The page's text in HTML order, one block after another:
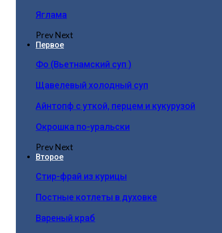
Яглама
PrevNext
Первое
Фо (Вьетнамский суп )
Щавелевый холодный суп
Айнтопф с уткой, перцем и кукурузой
Окрошка по-уральски
PrevNext
Второе
Стир-фрай из курицы
Постные котлеты в духовке
Вареный краб